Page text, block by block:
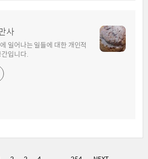
사
일어나는 일들에 대한 개인적
입니다.